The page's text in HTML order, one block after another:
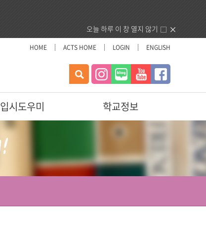
오늘 하루 이 창 열지 않기
HOME ACTS HOME LOGIN ENGLISH
입시도우미
학교정보
색